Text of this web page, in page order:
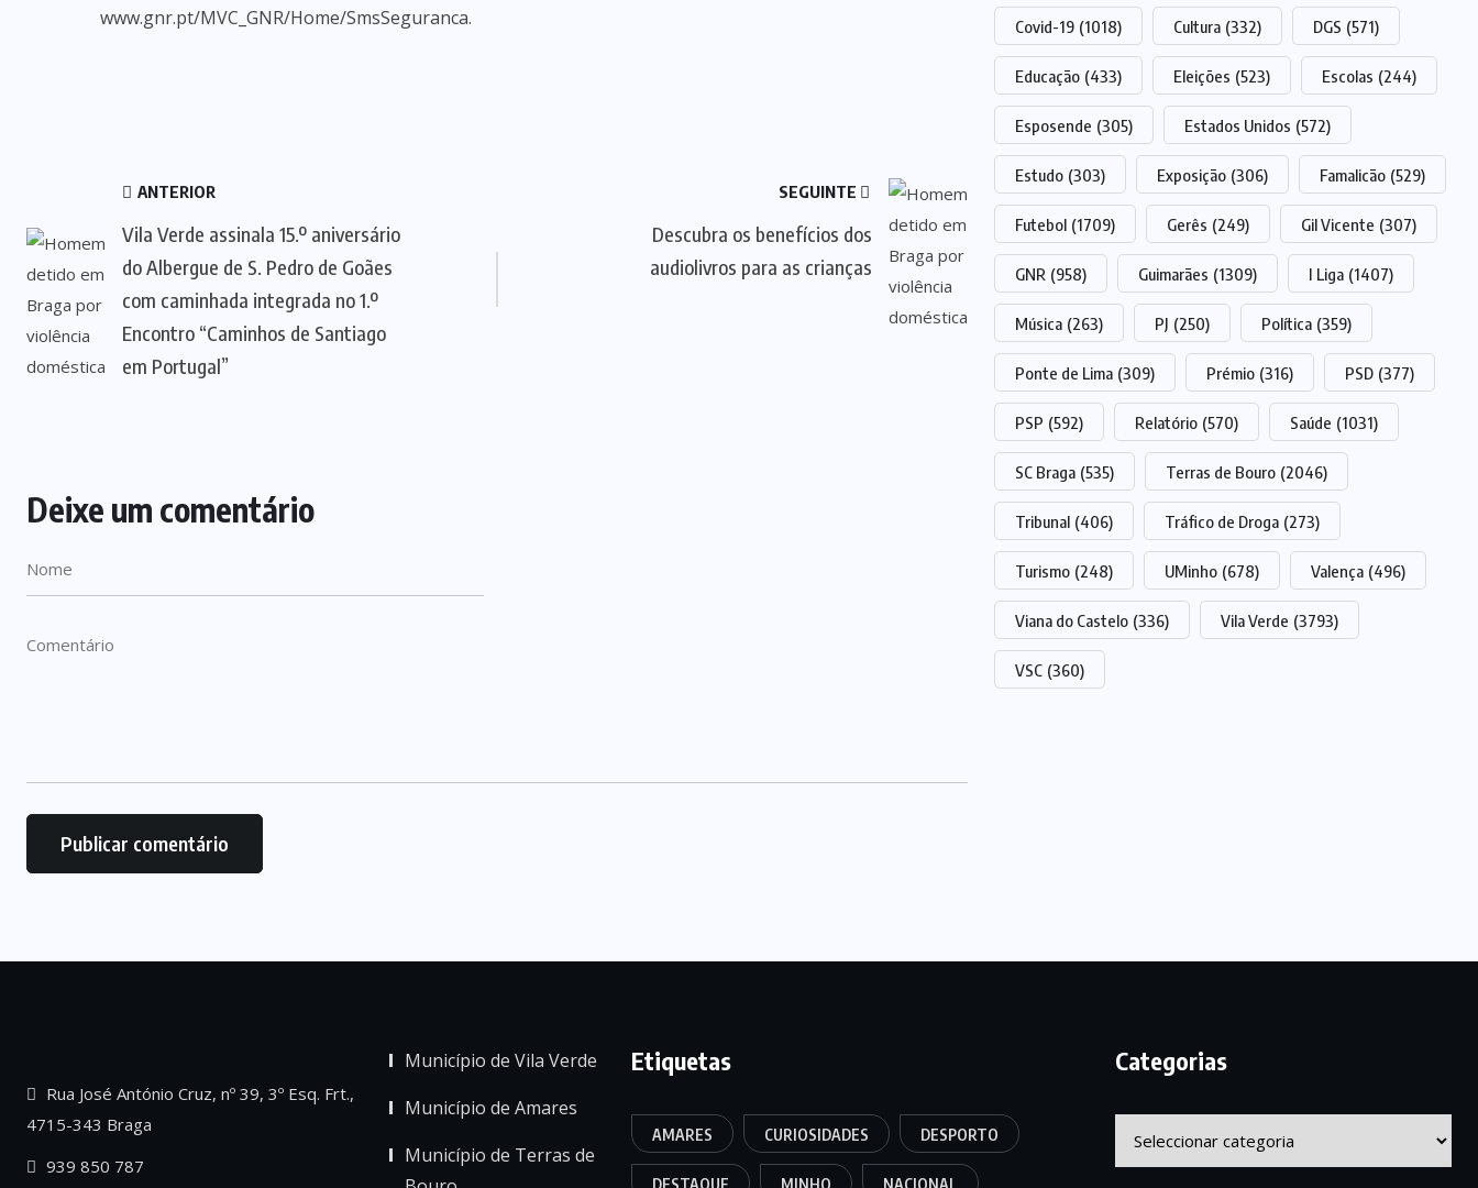
www.gnr.pt/MVC_GNR/Home/SmsSeguranca.
ANTERIOR
Vila Verde assinala 15.º aniversário
do Albergue de S. Pedro de Goães
com caminhada integrada no 1.º
Encontro “Caminhos de Santiago
em Portugal”
SEGUINTE
Descubra os benefícios dos
audiolivros para as crianças
Deixe um comentário
Covid-19 (1018) Cultura (332) DGS (571)
Educação (433) Eleições (523) Escolas (244)
Esposende (305) Estados Unidos (572)
Estudo (303) Exposição (306) Famalicão (529)
Futebol (1709) Gerês (249) Gil Vicente (307)
GNR (958) Guimarães (1309) I Liga (1407)
Música (263) PJ (250) Política (359)
Ponte de Lima (309) Prémio (316) PSD (377)
PSP (592) Relatório (570) Saúde (1031)
SC Braga (535) Terras de Bouro (2046)
Tribunal (406) Tráfico de Droga (273)
Turismo (248) UMinho (678) Valença (496)
Viana do Castelo (336) Vila Verde (3793)
VSC (360)
Rua José António Cruz, nº 39, 3º Esq. Frt.,
4715-343 Braga
939 850 787
Município de Vila Verde
Município de Amares
Município de Terras de
Etiquetas
AMARES CURIOSIDADES DESPORTO
DESTAQUE MINHO NACIONAL
Categorias